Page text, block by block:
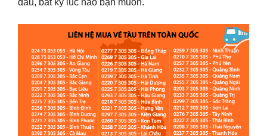
đâu, bất kỳ lúc nào bạn muốn.